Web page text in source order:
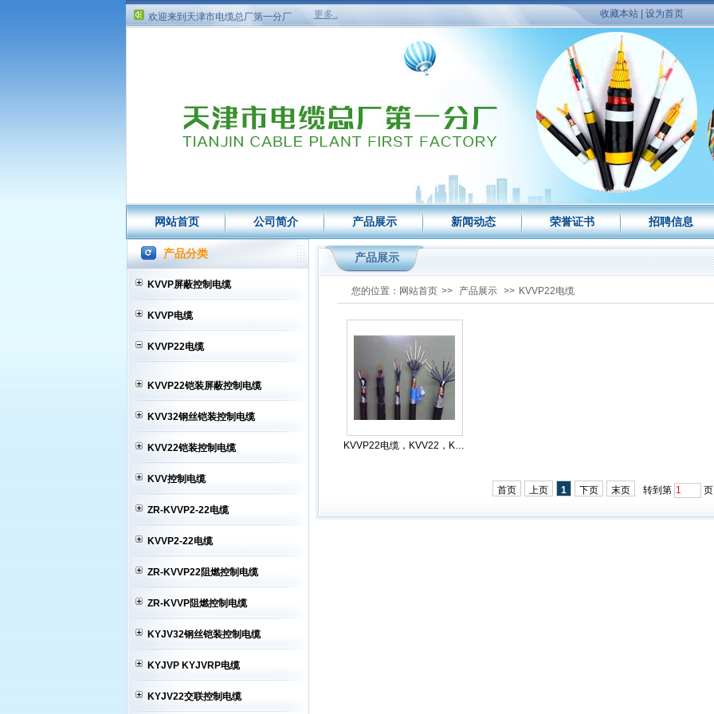
欢迎来到天津市电缆总厂第一分厂
欢迎来到天津市电缆总厂第一分厂
更多.. 收藏本站| 设为首页
网站首页 公司简介 产品展示 新闻动态 荣誉证书 招聘信息
产品分类
KVVP屏蔽控制电缆
KVVP电缆
KVVP22电缆
KVVP22铠装屏蔽控制电缆
KVV32钢丝铠装控制电缆
KVV22铠装控制电缆
KVV控制电缆
ZR-KVVP2-22电缆
KVVP2-22电缆
ZR-KVVP22阻燃控制电缆
ZR-KVVP阻燃控制电缆
KYJV32钢丝铠装控制电缆
KYJVP KYJVRP电缆
KYJV22交联控制电缆
产品展示
您的位置： 网站首页 >> 产品展示 >> KVVP22电缆
KVVP22电缆，KVV22，KYJ...
首页 上页 1 下页 末页 转到第